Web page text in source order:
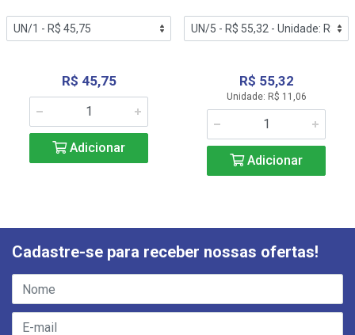
R$ 45,75
Adicionar
R$ 55,32
Unidade: R$ 11,06
Adicionar
Cadastre-se para receber nossas ofertas!